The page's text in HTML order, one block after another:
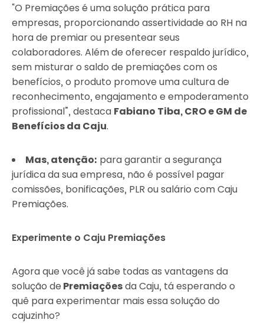
“O Premiações é uma solução prática para
empresas, proporcionando assertividade ao RH na
hora de premiar ou presentear seus
colaboradores. Além de oferecer respaldo jurídico,
sem misturar o saldo de premiações com os
benefícios, o produto promove uma cultura de
reconhecimento, engajamento e empoderamento
profissional”, destaca Fabiano Tiba, CRO e GM de
Benefícios da Caju.
Mas, atenção: para garantir a segurança
jurídica da sua empresa, não é possível pagar
comissões, bonificações, PLR ou salário com Caju
Premiações.
Experimente o Caju Premiações
Agora que você já sabe todas as vantagens da
solução de Premiaçõesda Caju, tá esperando o
quê para experimentar mais essa solução do
cajuzinho?